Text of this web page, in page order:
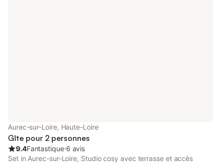
Aurec-sur-Loire, Haute-Loire
Gîte pour 2 personnes
9.4Fantastique⋅6 avis
Set in Aurec-sur-Loire, Studio cosy avec terrasse et accès